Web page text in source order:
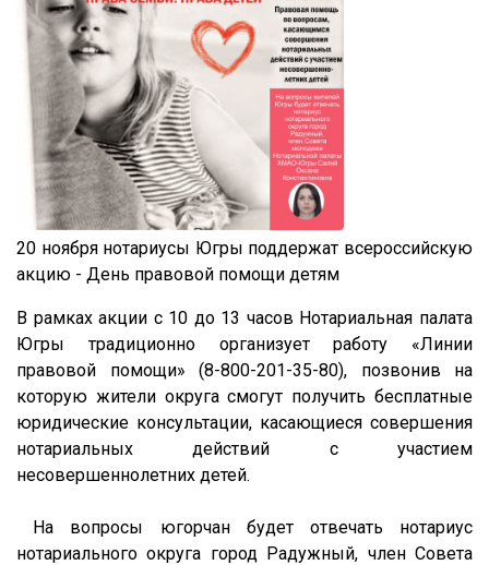
20 ноября нотариусы Югры поддержат всероссийскую
акцию - День правовой помощи детям
В рамках акции с 10 до 13 часов Нотариальная палата
Югры традиционно организует работу «Линии
правовой помощи» (8-800-201-35-80), позвонив на
которую жители округа смогут получить бесплатные
юридические консультации, касающиеся совершения
нотариальных действий с участием
несовершеннолетних детей.
На вопросы югорчан будет отвечать нотариус
нотариального округа город Радужный, член Совета